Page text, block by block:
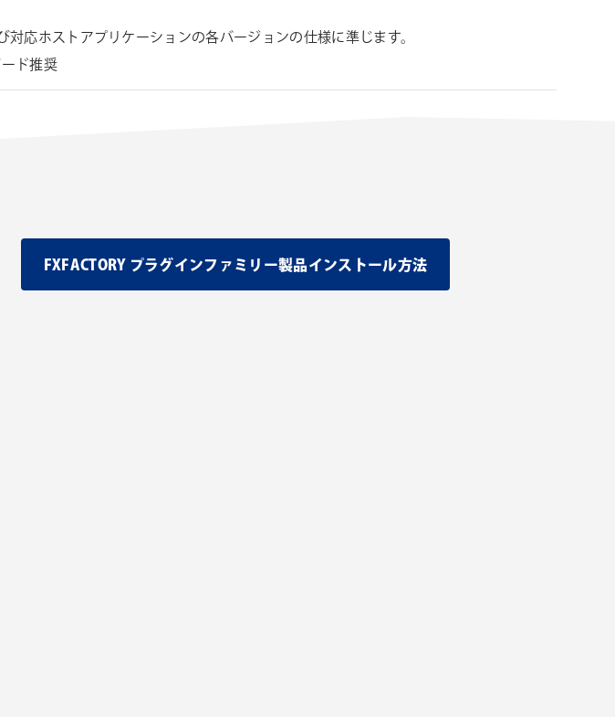
応ホストアプリケーションの各バージョンの仕様に準じます。
ド推奨
FXFACTORY プラグインファミリー製品インストール方法